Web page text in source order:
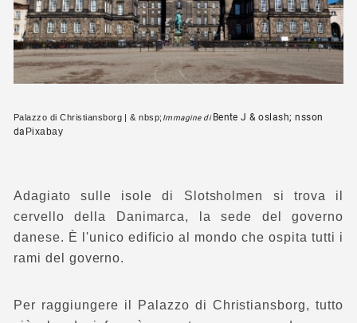
Palazzo di Christiansborg | & nbsp; Immagine di Bente J & oslash; nsson
da Pixabay
Adagiato sulle isole di Slotsholmen si trova il
cervello della Danimarca, la sede del governo
danese. È l'unico edificio al mondo che ospita tutti i
rami del governo.
Per raggiungere il Palazzo di Christiansborg, tutto